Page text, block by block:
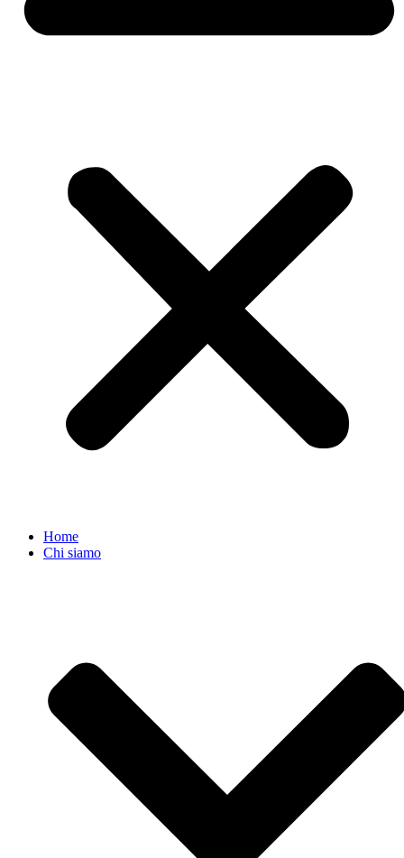
Home
Chi siamo